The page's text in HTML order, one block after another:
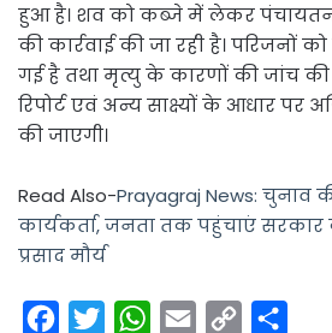
हुआ है। शव को कब्जे में लेकर
की कार्रवाई की जा रही है। परिजनों
गई है तथा मृत्यु के कारणों की जांच की
रिपोर्ट एवं अन्य साक्ष्यों के आधार पर
की जाएगी।
Read Also-Prayagraj News: चुनाव
कार्यकर्ता, जनता तक पहुंचाएं
प्रसाद मौर्य
W